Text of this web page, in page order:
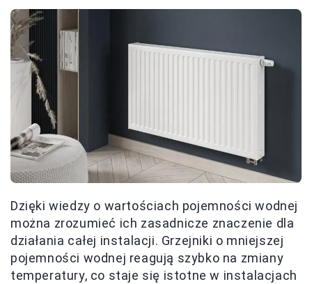
Dzięki wiedzy o wartościach pojemności wodnej
można zrozumieć ich zasadnicze znaczenie dla
działania całej instalacji. Grzejniki o mniejszej
pojemności wodnej reagują szybko na zmiany
temperatury, co staje się istotne w instalacjach